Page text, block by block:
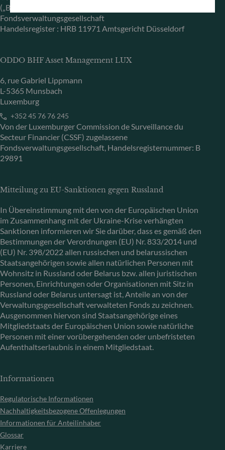
(„BaFin“) zugelassene und beaufsichtigte
Fondsverwaltungsgesellschaft
Handelsregister : HRB 11971 Amtsgericht Düsseldorf
ODDO BHF Asset Management LUX
6, rue Gabriel Lippmann
L-5365 Munsbach
Luxemburg
+352 45 76 76 245
Von der Luxemburger Commission de Surveillance du
Secteur Financier (CSSF) zugelassene
Fondsverwaltungsgesellschaft, Handelsregisternummer: B
29891
Mitteilung zu EU-Sanktionen gegen Russland
In Übereinstimmung mit den von der Europäischen Union
im Zusammenhang mit der Ukraine-Krise verhängten
Sanktionen informieren wir Sie darüber, dass es gemäß den
Bestimmungen der Verordnungen (EU) Nr. 833/2014 und
(EU) Nr. 398/2022 allen russischen und belarussischen
Staatsangehörigen sowie allen natürlichen Personen mit
Wohnsitz in Russland oder Belarus bzw. allen juristischen
Personen, Einrichtungen oder Organisationen mit Sitz in
Russland oder Belarus untersagt ist, Anteile an von der
Verwaltungsgesellschaft verwalteten Fonds zu zeichnen.
Ausgenommen hiervon sind Staatsangehörige eines
Mitgliedstaats der Europäischen Union sowie natürliche
Personen mit einer vorübergehenden oder unbefristeten
Aufenthaltserlaubnis in einem Mitgliedstaat.
Informationen
Regulatorische Informationen
Nachhaltigkeitsbezogene Offenlegungen
Informationen für Anteilinhaber
Glossar
Karriere